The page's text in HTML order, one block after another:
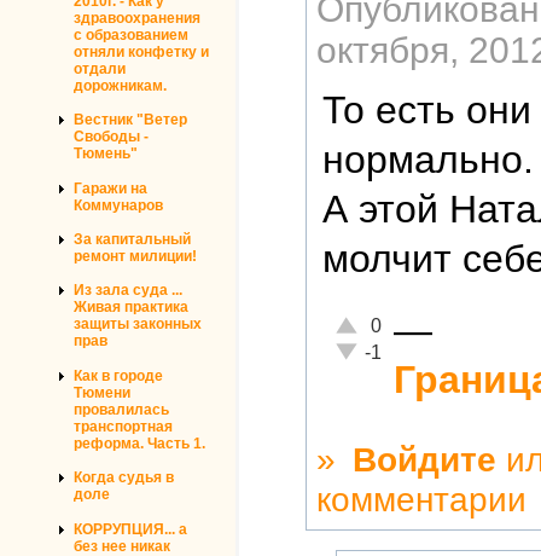
здравоохранения
с образованием
отняли конфетку и
отдали
дорожникам.
Вестник "Ветер
Свободы -
Тюмень"
Гаражи на
Коммунаров
За капитальный
ремонт милиции!
Из зала суда ...
Живая практика
защиты законных
прав
Как в городе
Тюмени
провалилась
транспортная
реформа. Часть 1.
Когда судья в
доле
КОРРУПЦИЯ... а
без нее никак
октября,
То есть
А этой
молчит
Отлично!
0
Неадекватно!
-1
—
» Войдите
комментарии